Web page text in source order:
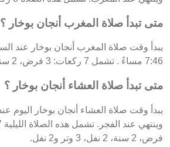
متى تبدأ صلاة المغرب أنجان بوخار ؟
7:46 مساءً . تشمل 7 ركعات: 3 فرض، 2 سنة و2 نفل.
متى تبدأ صلاة العشاء أنجان بوخار ؟
فرض، 2 سنة، 2 نفل، 3 وتر و2 نفل.